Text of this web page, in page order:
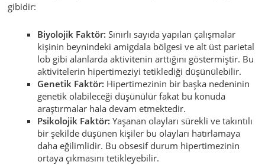
gibidir:
Biyolojik Faktör: Sınırlı sayıda yapılan çalışmalar
kişinin beynindeki amigdala bölgesi ve alt üst parietal
lob gibi alanlarda aktivitenin arttığını göstermiştir. Bu
aktivitelerin hipertimeziyi tetiklediği düşünülebilir.
Genetik Faktör: Hipertimezinin bir başka nedeninin
genetik olabileceği düşünülür fakat bu konuda
araştırmalar hala devam etmektedir.
Psikolojik Faktör: Yaşanan olayları sürekli ve takıntılı
bir şekilde düşünen kişiler bu olayları hatırlamaya
daha eğilimlidir. Bu obsesif durum hipertimezinin
ortaya çıkmasını tetikleyebilir.